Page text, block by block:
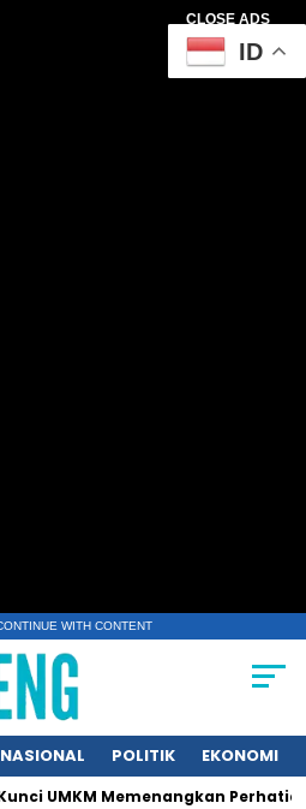
CLOSE ADS
WITH CONTENT
NASIONAL POLITIK EKONOMI
Memenangkan Perhatian Media
ID